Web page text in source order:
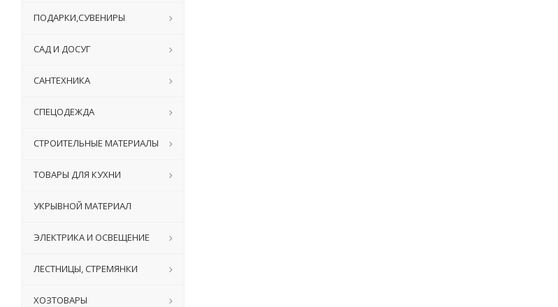
ПОДАРКИ,СУВЕНИРЫ
САД И ДОСУГ
САНТЕХНИКА
СПЕЦОДЕЖДА
СТРОИТЕЛЬНЫЕ МАТЕРИАЛЫ
ТОВАРЫ ДЛЯ КУХНИ
УКРЫВНОЙ МАТЕРИАЛ
ЭЛЕКТРИКА И ОСВЕЩЕНИЕ
ЛЕСТНИЦЫ, СТРЕМЯНКИ
ХОЗТОВАРЫ